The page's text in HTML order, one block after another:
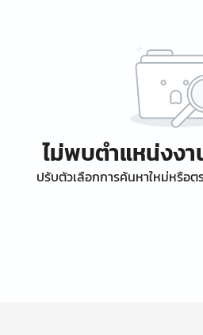
ไม่พบตำแหน่งง
ปรับตัวเลือกการค้นหาใหม่หรือ